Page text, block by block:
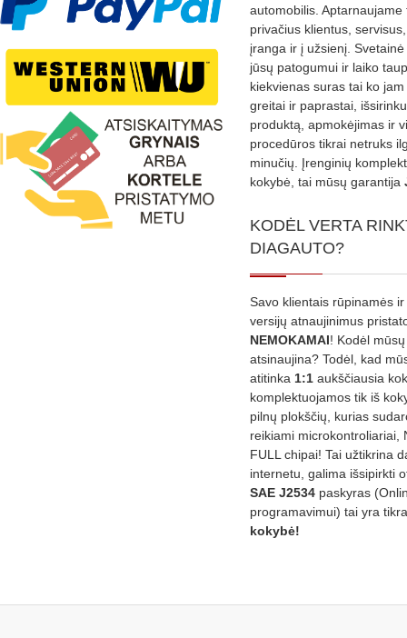
automobilis. Aptarnaujame
privačius klientus,
įranga ir į užsienį.
jūsų patogumui ir laiko
kiekvienas suras tai ko
greitai ir paprastai,
produktą, apmokėjimas ir
procedūros tikrai netruks
minučių. Įrenginių
kokybė, tai mūsų garantija
KODĖL VERTA
DIAGAUTO?
Savo klientais rūpinamės
versijų atnaujinimus
NEMOKAMAI! Kodėl
atsinaujina? Todėl, kad
atitinka 1:1 aukščiausia
komplektuojamos tik iš
pilnų plokščių, kurias
reikiami microkontroliariai,
FULL chipai! Tai užtikrina
internetu, galima išsipirkti
SAE J2534 paskyras
programavimui) tai yra
kokybė!